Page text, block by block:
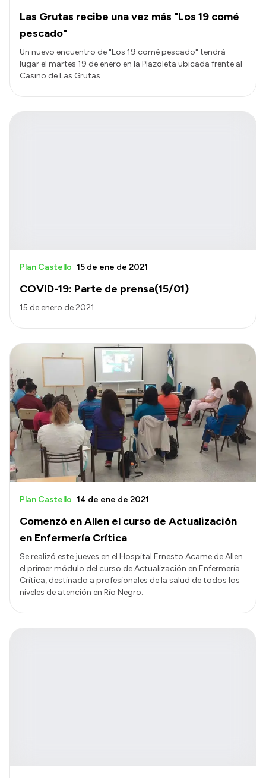
Las Grutas recibe una vez más "Los 19 comé
pescado"
Un nuevo encuentro de "Los 19 comé pescado" tendrá
lugar el martes 19 de enero en la Plazoleta ubicada frente al
Casino de Las Grutas.
COVID-19: Parte de prensa(15/01)
Plan Castello 15 de ene de 2021
15 de enero de 2021
Comenzó en Allen el curso de Actualización
en Enfermería Crítica
Plan Castello 14 de ene de 2021
Se realizó este jueves en el Hospital Ernesto Acame de Allen
el primer módulo del curso de Actualización en Enfermería
Crítica, destinado a profesionales de la salud de todos los
niveles de atención en Río Negro.